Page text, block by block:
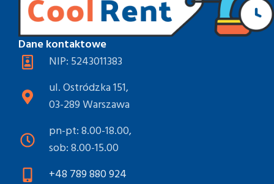
Dane kontaktowe
NIP: 5243011383
ul. Ostródzka 151,
03-289 Warszawa
pn-pt: 8.00-18.00,
sob: 8.00-15.00
+48 789 880 924